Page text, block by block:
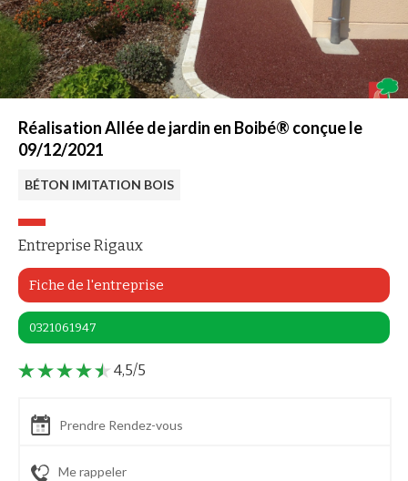
Réalisation Allée de jardin en Boibé® conçue le
09/12/2021
BÉTON IMITATION BOIS
Entreprise Rigaux
Fiche de l'entreprise
0321061947
4,5/5
Prendre Rendez-vous
Me rappeler